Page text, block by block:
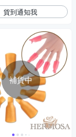
貨到通知我
補貨中